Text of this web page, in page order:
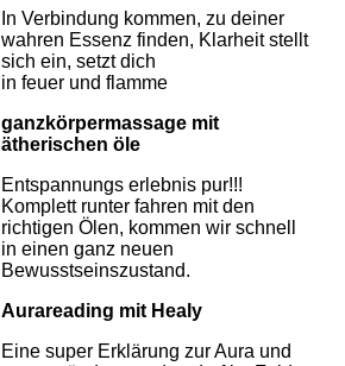
In Verbindung kommen, zu deiner
wahren Essenz finden, Klarheit stellt
sich ein, setzt dich
in feuer und flamme
ganzkörpermassage mit
ätherischen öle
Entspannungs erlebnis pur!!!
Komplett runter fahren mit den
richtigen Ölen, kommen wir schnell
in einen ganz neuen
Bewusstseinszustand.
Aurareading mit Healy
Eine super Erklärung zur Aura und